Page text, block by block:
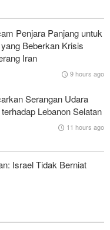
Siaga Penuh
Iran dan Ansarullah,
daripada Sistem
dalam perang melawan
Penjara Panjang untuk
Beberkan Krisis
Iran
9 hours ago
Serangan Udara
Lebanon Selatan
11 hours ago
Israel Tidak Berniat